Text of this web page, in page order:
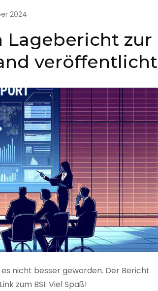
2024
Lagebericht zur
veröffentlicht
nicht besser geworden. Der Bericht
zum BSI. Viel Spaß!